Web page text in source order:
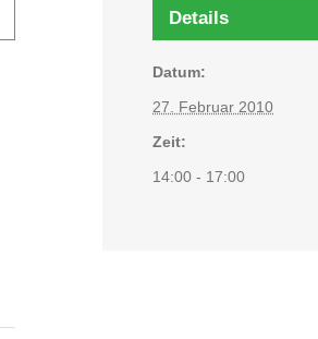
Details
Datum:
27. Februar 2010
Zeit:
14:00 - 17:00